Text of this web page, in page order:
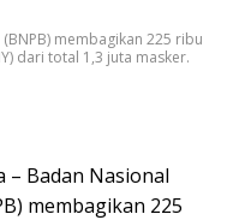
membagikan 225 ribu
dari total 1,3 juta masker.
– Badan Nasional
membagikan 225